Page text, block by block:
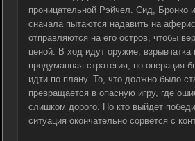
проницательной Рэйчел. Сид, Бронко
сначала пытаются надавить на
отправляются на его остров, чтобы
ценой. В ход идут оружие, взрывчатка
продуманная стратегия, но операция
идти по плану. То, что должно было
превращается в опасную игру, где
слишком дорого. Но кто выйдет
ситуация окончательно сорвётся с